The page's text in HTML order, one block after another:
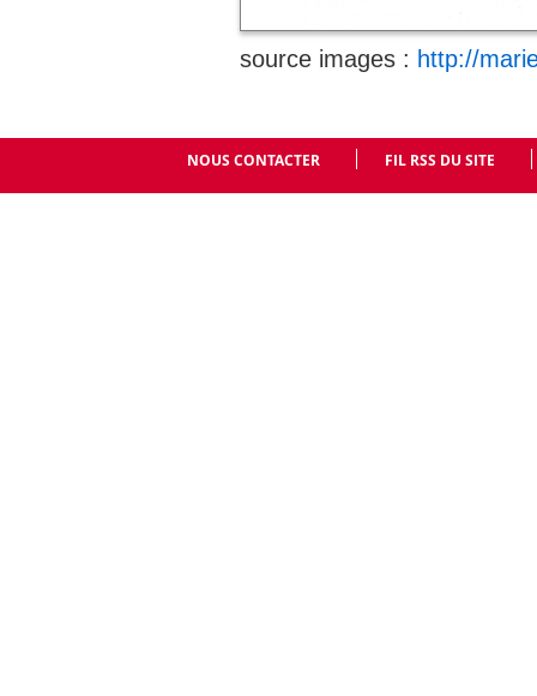
source images : http://
NOUS CONTACTER FIL RSS DU SITE